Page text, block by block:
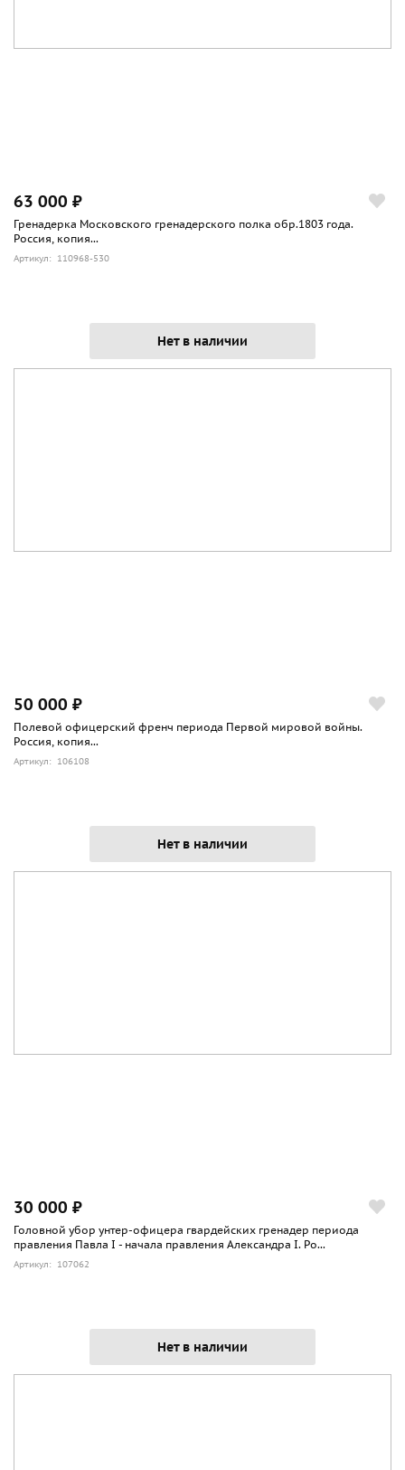
63 000 ₽
Гренадерка Московского гренадерского полка обр.1803 года.
Россия, копия...
Артикул: 110968-530
Нет в наличии
50 000 ₽
Полевой офицерский френч периода Первой мировой войны.
Россия, копия...
Артикул: 106108
Нет в наличии
30 000 ₽
Головной убор унтер-офицера гвардейских гренадер периода
правления Павла I - начала правления Александра I. Ро...
Артикул: 107062
Нет в наличии